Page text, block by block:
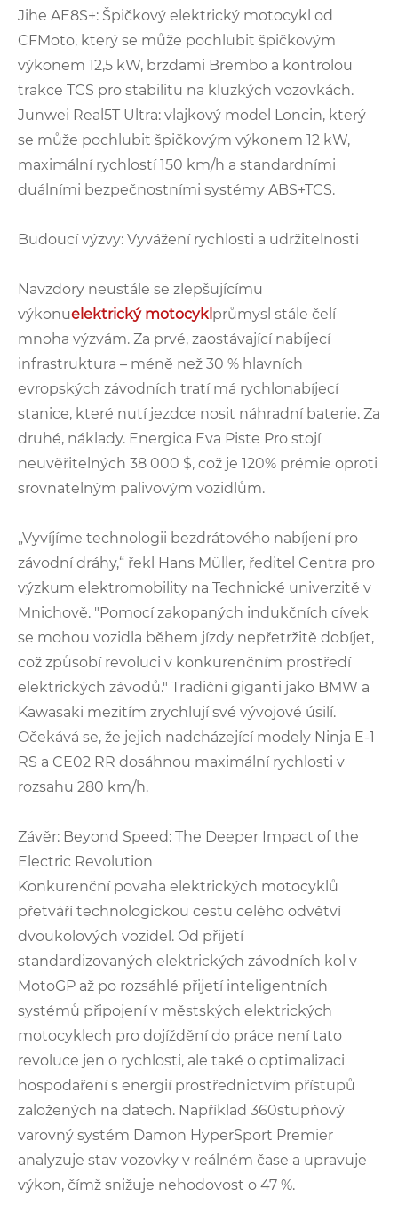
Jihe AE8S+: Špičkový elektrický motocykl od
CFMoto, který se může pochlubit špičkovým
výkonem 12,5 kW, brzdami Brembo a kontrolou
trakce TCS pro stabilitu na kluzkých vozovkách.
Junwei Real5T Ultra: vlajkový model Loncin, který
se může pochlubit špičkovým výkonem 12 kW,
maximální rychlostí 150 km/h a standardními
duálními bezpečnostními systémy ABS+TCS.
Budoucí výzvy: Vyvážení rychlosti a udržitelnosti
Navzdory neustále se zlepšujícímu
výkonuelektrický motocykl průmysl stále čelí
mnoha výzvám. Za prvé, zaostávající nabíjecí
infrastruktura – méně než 30 % hlavních
evropských závodních tratí má rychlonabíjecí
stanice, které nutí jezdce nosit náhradní baterie. Za
druhé, náklady. Energica Eva Piste Pro stojí
neuvěřitelných 38 000 $, což je 120% prémie oproti
srovnatelným palivovým vozidlům.
„Vyvíjíme technologii bezdrátového nabíjení pro
závodní dráhy,“ řekl Hans Müller, ředitel Centra pro
výzkum elektromobility na Technické univerzitě v
Mnichově. "Pomocí zakopaných indukčních cívek
se mohou vozidla během jízdy nepřetržitě dobíjet,
což způsobí revoluci v konkurenčním prostředí
elektrických závodů." Tradiční giganti jako BMW a
Kawasaki mezitím zrychlují své vývojové úsilí.
Očekává se, že jejich nadcházející modely Ninja E-1
RS a CE02 RR dosáhnou maximální rychlosti v
rozsahu 280 km/h.
Závěr: Beyond Speed: The Deeper Impact of the
Electric Revolution
Konkurenční povaha elektrických motocyklů
přetváří technologickou cestu celého odvětví
dvoukolových vozidel. Od přijetí
standardizovaných elektrických závodních kol v
MotoGP až po rozsáhlé přijetí inteligentních
systémů připojení v městských elektrických
motocyklech pro dojíždění do práce není tato
revoluce jen o rychlosti, ale také o optimalizaci
hospodaření s energií prostřednictvím přístupů
založených na datech. Například 360stupňový
varovný systém Damon HyperSport Premier
analyzuje stav vozovky v reálném čase a upravuje
výkon, čímž snižuje nehodovost o 47 %.